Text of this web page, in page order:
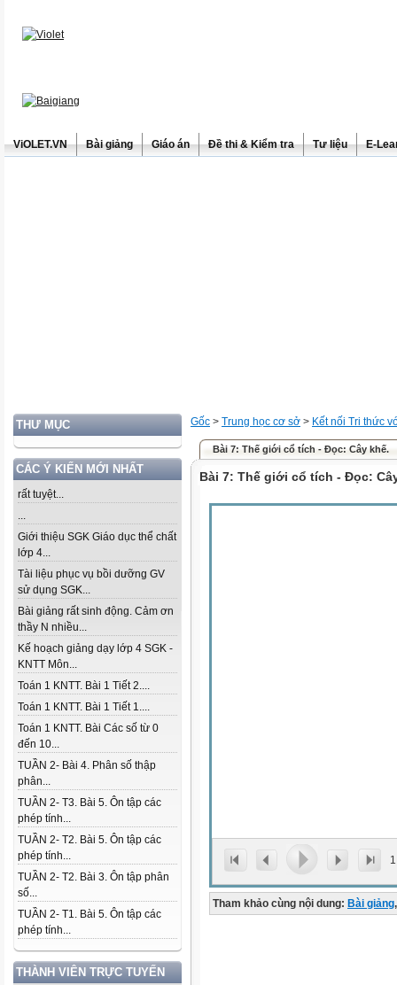
ViOLET.VN Bài giảng Giáo án Đề thi & Kiểm tra Tư liệu E-
THƯ MỤC
CÁC Ý KIẾN MỚI NHẤT
rất tuyệt...
...
Giới thiệu SGK Giáo dục thể chất
lớp 4...
Tài liệu phục vụ bồi dưỡng GV
sử dụng SGK...
Bài giảng rất sinh động. Cảm ơn
thầy N nhiều...
Kế hoạch giảng dạy lớp 4 SGK -
KNTT Môn...
Toán 1 KNTT. Bài 1 Tiết 2....
Toán 1 KNTT. Bài 1 Tiết 1....
Toán 1 KNTT. Bài Các số từ 0
đến 10...
TUẦN 2- Bài 4. Phân số thập
phân...
TUẦN 2- T3. Bài 5. Ôn tập các
phép tính...
TUẦN 2- T2. Bài 5. Ôn tập các
phép tính...
TUẦN 2- T2. Bài 3. Ôn tập phân
số...
TUẦN 2- T1. Bài 5. Ôn tập các
phép tính...
THÀNH VIÊN TRỰC TUYẾN
Gốc > Trung học cơ sở > Kết nối Tri thức
Bài 7: Thế giới cổ tích - Đọc: Cây khế.
Bài 7: Thế giới cổ tích - Đọc:
1
Tham khảo cùng nội dung: Bài giảng,